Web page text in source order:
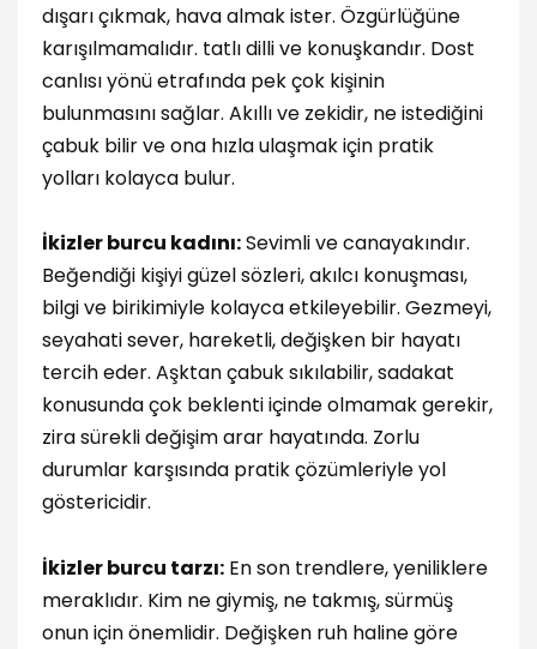
dışarı çıkmak, hava almak ister. Özgürlüğüne
karışılmamalıdır. tatlı dilli ve konuşkandır. Dost
canlısı yönü etrafında pek çok kişinin
bulunmasını sağlar. Akıllı ve zekidir, ne istediğini
çabuk bilir ve ona hızla ulaşmak için pratik
yolları kolayca bulur.
İkizler burcu kadını:Sevimli ve canayakındır.
Beğendiği kişiyi güzel sözleri, akılcı konuşması,
bilgi ve birikimiyle kolayca etkileyebilir. Gezmeyi,
seyahati sever, hareketli, değişken bir hayatı
tercih eder. Aşktan çabuk sıkılabilir, sadakat
konusunda çok beklenti içinde olmamak gerekir,
zira sürekli değişim arar hayatında. Zorlu
durumlar karşısında pratik çözümleriyle yol
göstericidir.
İkizler burcu tarzı: En son trendlere, yeniliklere
meraklıdır. Kim ne giymiş, ne takmış, sürmüş
onun için önemlidir. Değişken ruh haline göre